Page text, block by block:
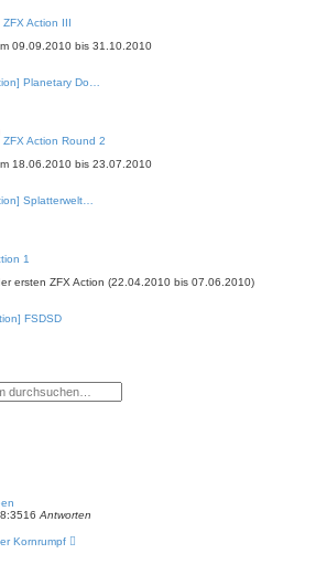
ZFX Action III
09.09.2010 bis 31.10.2010
Planetary Do…
ZFX Action Round 2
18.06.2010 bis 23.07.2010
Splatterwelt…
1
ersten ZFX Action (22.04.2010 bis 07.06.2010)
FSDSD
16 Antworten
Kornrumpf